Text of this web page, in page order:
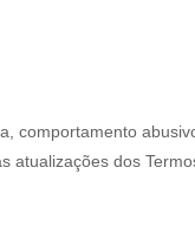
comportamento
dos